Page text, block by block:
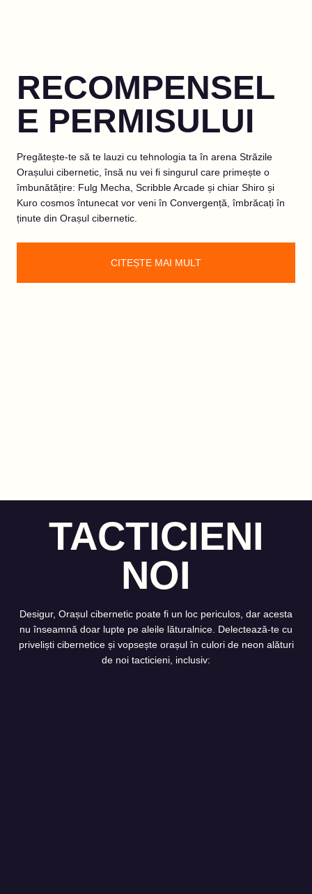
RECOMPENSEL
E PERMISULUI
Pregătește-te să te lauzi cu tehnologia ta în arena Străzile
Orașului cibernetic, însă nu vei fi singurul care primește o
îmbunătățire: Fulg Mecha, Scribble Arcade și chiar Shiro și
Kuro cosmos întunecat vor veni în Convergență, îmbrăcați în
ținute din Orașul cibernetic.
CITEȘTE MAI MULT
TACTICIENI
NOI
Desigur, Orașul cibernetic poate fi un loc periculos, dar acesta
nu înseamnă doar lupte pe aleile lăturalnice. Delectează-te cu
priveliști cibernetice și vopsește orașul în culori de neon alături
de noi tacticieni, inclusiv: